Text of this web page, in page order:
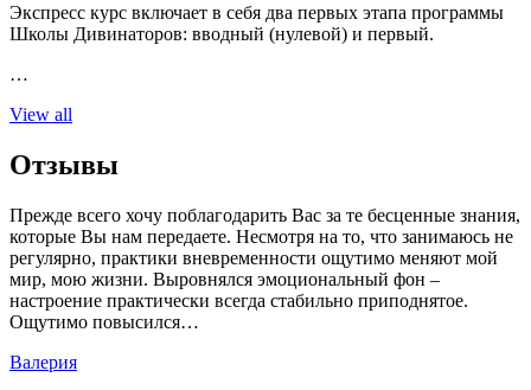
Экспресс курс включает в себя два первых этапа программы
Школы Дивинаторов: вводный (нулевой) и первый.
…
View all
Отзывы
Прежде всего хочу поблагодарить Вас за те бесценные знания,
которые Вы нам передаете. Несмотря на то, что занимаюсь не
регулярно, практики вневременности ощутимо меняют мой
мир, мою жизни. Выровнялся эмоциональный фон –
настроение практически всегда стабильно приподнятое.
Ощутимо повысился…
Валерия